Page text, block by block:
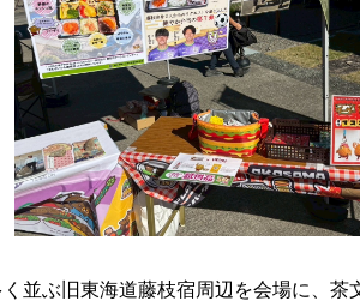
並ぶ旧東海道藤枝宿周辺を会場に、茶